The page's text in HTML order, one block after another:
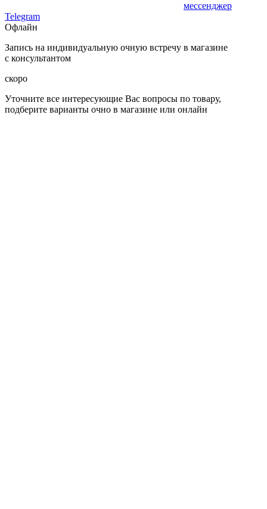
мессенджер
Telegram
Офлайн
Запись на индивидуальную очную встречу в магазине
с консультантом
скоро
Уточните все интересующие Вас вопросы по товару,
подберите варианты очно в магазине или онлайн